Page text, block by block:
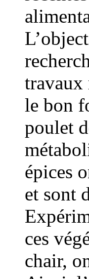
travaux
le bon
poulet
épices
et sont
ces
chair,